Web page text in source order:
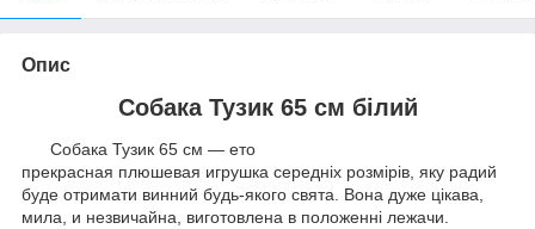
Опис
Собака Тузик 65 см білий
Собака Тузик 65 см — ето
прекрасная плюшевая игрушка середніх розмірів, яку радий
буде отримати винний будь-якого свята. Вона дуже цікава,
мила, и незвичайна, виготовлена в положенні лежачи.